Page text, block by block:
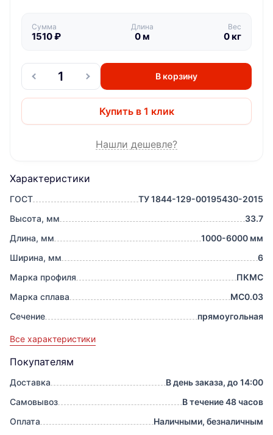
Характеристики
ГОСТ
ТУ 1844-129-00195430-2015
Высота, мм
33.7
Длина, мм
1000-6000 мм
Ширина, мм
6
Марка профиля
ПКМС
Марка сплава
МС0.03
Сечение
прямоугольная
Все характеристики
Покупателям
Доставка
В день заказа, до 14:00
Самовывоз
В течение 48 часов
Оплата
Наличными, безналичным
Сумма
1510₽
Длина
0м
Вес
0кг
В корзину
Купить в 1 клик
Нашли дешевле?